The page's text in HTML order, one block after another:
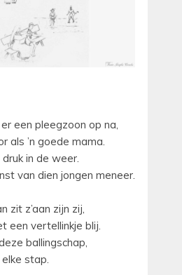
een pleegzoon op na,
als ’n goede mama.
in de weer.
van dien jongen meneer.
zit z’aan zijn zij,
een vertellinkje blij.
ballingschap,
stap.